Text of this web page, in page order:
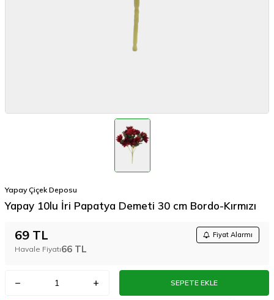
Yapay Çiçek Deposu
Yapay 10lu İri Papatya Demeti 30 cm Bordo-Kırmızı
69 TL Fiyat Alarmı
Havale Fiyatı66 TL
SEPETE EKLE